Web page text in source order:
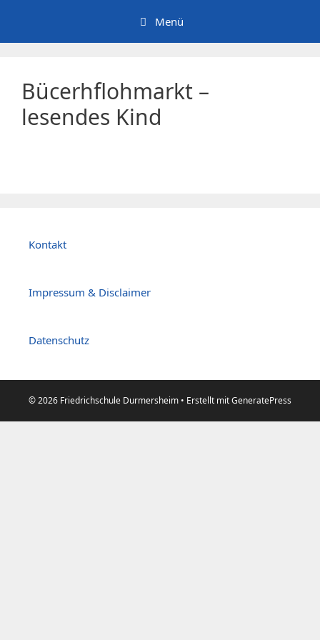
springen
Menü
Bücerhflohmarkt –
lesendes Kind
Kontakt
Impressum & Disclaimer
Datenschutz
© 2026 Friedrichschule Durmersheim • Erstellt mitGeneratePress